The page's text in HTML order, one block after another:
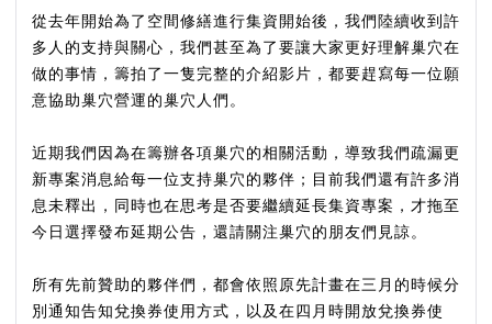
從去年開始為了空間修繕進行集資開始後，我們陸續收到許
多人的支持與關心，我們甚至為了要讓大家更好理解巢穴在
做的事情，籌拍了一隻完整的介紹影片，都要趕寫每一位願
意協助巢穴營運的巢穴人們。
近期我們因為在籌辦各項巢穴的相關活動，導致我們疏漏更
新專案消息給每一位支持巢穴的夥伴；目前我們還有許多消
息未釋出，同時也在思考是否要繼續延長集資專案，才拖至
今日選擇發布延期公告，還請關注巢穴的朋友們見諒。
所有先前贊助的夥伴們，都會依照原先計畫在三月的時候分
別通知告知兌換券使用方式，以及在四月時開放兌換券使